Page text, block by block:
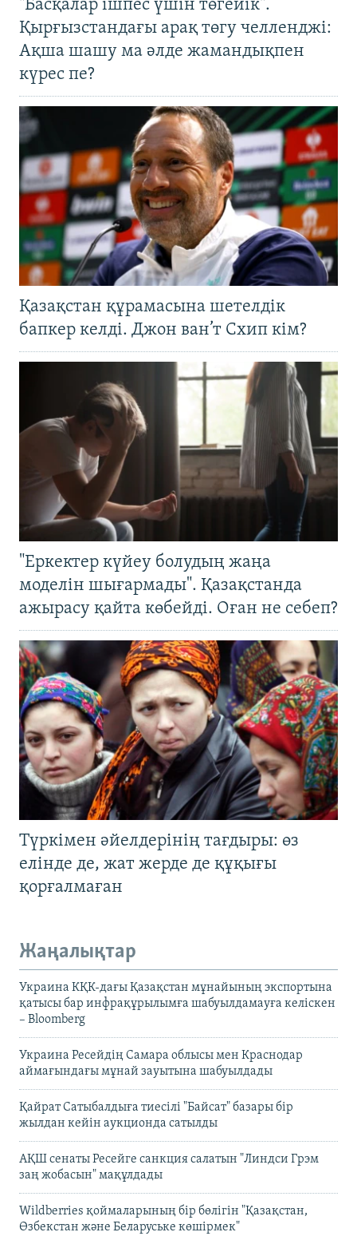
"Басқалар ішпес үшін төгейік".
Қырғызстандағы арақ төгу челленджі:
Ақша шашу ма әлде жамандықпен
күрес пе?
Қазақстан құрамасына шетелдік
бапкер келді. Джон ван’т Схип кім?
"Еркектер күйеу болудың жаңа
моделін шығармады". Қазақстанда
ажырасу қайта көбейді. Оған не себеп?
Түркімен әйелдерінің тағдыры: өз
елінде де, жат жерде де құқығы
қорғалмаған
Жаңалықтар
Украина КҚК-дағы Қазақстан мұнайының экспортына
қатысы бар инфрақұрылымға шабуылдамауға келіскен
– Bloomberg
Украина Ресейдің Самара облысы мен Краснодар
аймағындағы мұнай зауытына шабуылдады
Қайрат Сатыбалдыға тиесілі "Байсат" базары бір
жылдан кейін аукционда сатылды
АҚШ сенаты Ресейге санкция салатын "Линдси Грэм
заң жобасын" мақұлдады
Wildberries қоймаларының бір бөлігін "Қазақстан,
Өзбекстан және Беларуське көшірмек"